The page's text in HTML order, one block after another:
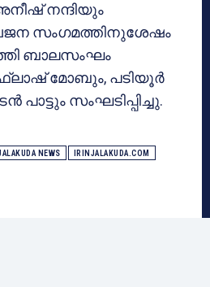
നന്ദിയും
സംഗമത്തിനുശേഷം
ബാലസംഘം
മോബും, പടിയൂർ
പാട്ടും സംഘടിപ്പിച്ചു.
NEWS IRINJALAKUDA.COM